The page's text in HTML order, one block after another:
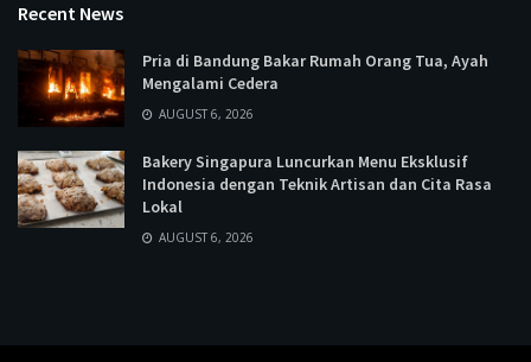
Recent News
Pria di Bandung Bakar Rumah Orang Tua, Ayah
Mengalami Cedera
AUGUST 6, 2026
Bakery Singapura Luncurkan Menu Eksklusif
Indonesia dengan Teknik Artisan dan Cita Rasa
Lokal
AUGUST 6, 2026